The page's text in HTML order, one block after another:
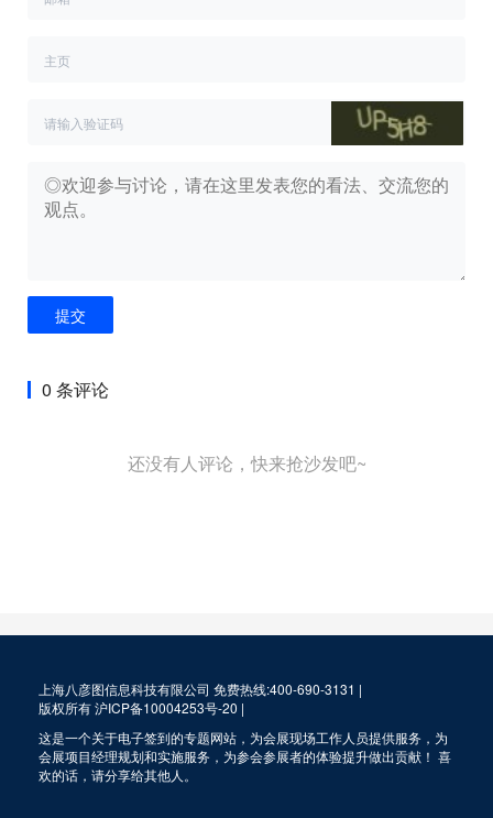
提交
0 条评论
还没有人评论，快来抢沙发吧~
上海八彦图信息科技有限公司 免费热线:400-690-3131 |
版权所有沪ICP备10004253号-20 |
这是一个关于电子签到的专题网站，为会展现场工作人员提供服务，为
会展项目经理规划和实施服务，为参会参展者的体验提升做出贡献！ 喜
欢的话，请分享给其他人。